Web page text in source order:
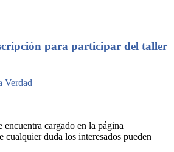
para participar del taller
Verdad
cargado en la página
duda los interesados pueden